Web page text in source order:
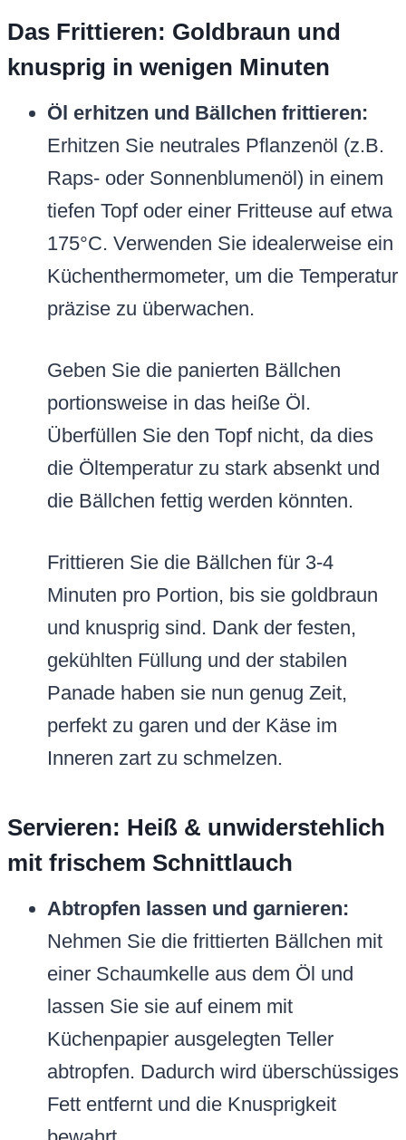
Das Frittieren: Goldbraun und
knusprig in wenigen Minuten
Öl erhitzen und Bällchen frittieren:
Erhitzen Sie neutrales Pflanzenöl (z.B.
Raps- oder Sonnenblumenöl) in einem
tiefen Topf oder einer Fritteuse auf etwa
175°C. Verwenden Sie idealerweise ein
Küchenthermometer, um die Temperatur
präzise zu überwachen.
Geben Sie die panierten Bällchen
portionsweise in das heiße Öl.
Überfüllen Sie den Topf nicht, da dies
die Öltemperatur zu stark absenkt und
die Bällchen fettig werden könnten.
Frittieren Sie die Bällchen für 3-4
Minuten pro Portion, bis sie goldbraun
und knusprig sind. Dank der festen,
gekühlten Füllung und der stabilen
Panade haben sie nun genug Zeit,
perfekt zu garen und der Käse im
Inneren zart zu schmelzen.
Servieren: Heiß & unwiderstehlich
mit frischem Schnittlauch
Abtropfen lassen und garnieren:
Nehmen Sie die frittierten Bällchen mit
einer Schaumkelle aus dem Öl und
lassen Sie sie auf einem mit
Küchenpapier ausgelegten Teller
abtropfen. Dadurch wird überschüssiges
Fett entfernt und die Knusprigkeit